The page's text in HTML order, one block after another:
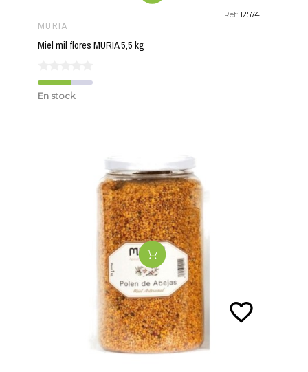
Ref:12574
MURIA
Miel mil flores MURIA 5,5 kg
En stock
favorite_border